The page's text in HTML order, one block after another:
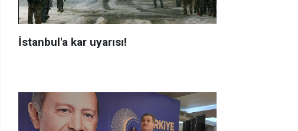
İstanbul'a kar uyarısı!